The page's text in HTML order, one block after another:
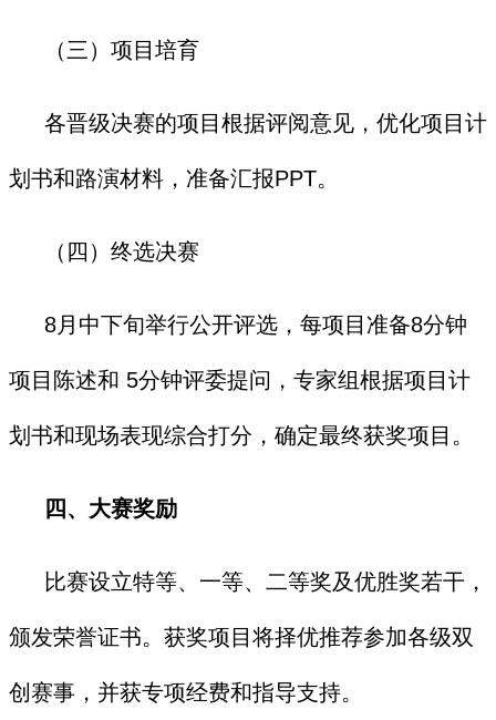
（三）项目培育
各晋级决赛的项目根据评阅意见，优化项目计
划书和路演材料，准备汇报PPT。
（四） 终选决赛
8月中下旬举行公开评选，每项目准备8分钟
项目陈述和 5分钟评委提问，专家组根据项目计
划书和现场表现综合打分，确定最终获奖项目。
四、大赛奖励
比赛设立特等、一等、二等奖及优胜奖若干，
颁发荣誉证书。获奖项目将择优推荐参加各级双
创赛事，并获专项经费和指导支持。